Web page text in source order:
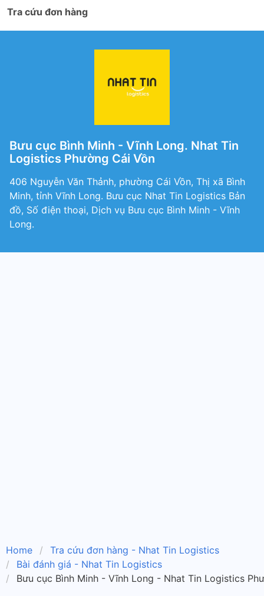
Tra cứu đơn hàng
Bưu cục Bình Minh - Vĩnh Long. Nhat Tin
Logistics Phường Cái Vồn
406 Nguyễn Văn Thảnh, phường Cái Vồn, Thị xã Bình
Minh, tỉnh Vĩnh Long. Bưu cục Nhat Tin Logistics Bản
đồ, Số điện thoại, Dịch vụ Bưu cục Bình Minh - Vĩnh
Long.
Home
Tra cứu đơn hàng - Nhat Tin Logistics
Bài đánh giá - Nhat Tin Logistics
Bưu cục Bình Minh - Vĩnh Long - Nhat Tin Logistics